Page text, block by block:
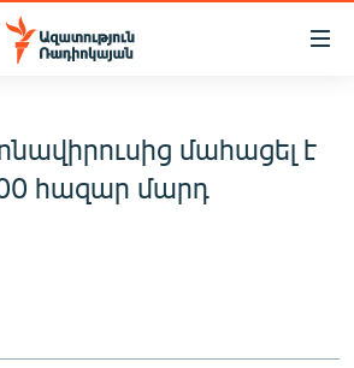
2026
մահացել է
հազար մարդ